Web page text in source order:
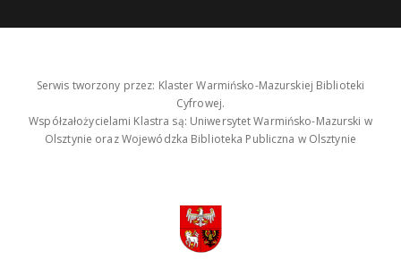
Serwis tworzony przez: Klaster Warmińsko-Mazurskiej Biblioteki
Cyfrowej.
Współzałożycielami Klastra są: Uniwersytet Warmińsko-Mazurski w
Olsztynie oraz Wojewódzka Biblioteka Publiczna w Olsztynie